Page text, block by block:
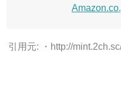
引用元: ・http://